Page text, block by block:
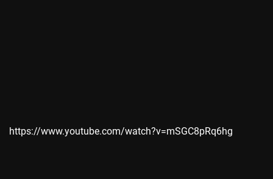
https://www.youtube.com/watch?v=mSGC8pRq6hg